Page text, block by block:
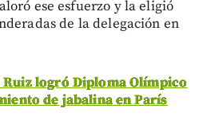
ese esfuerzo y la eligió
de la delegación en
logró Diploma Olímpico
de jabalina en París